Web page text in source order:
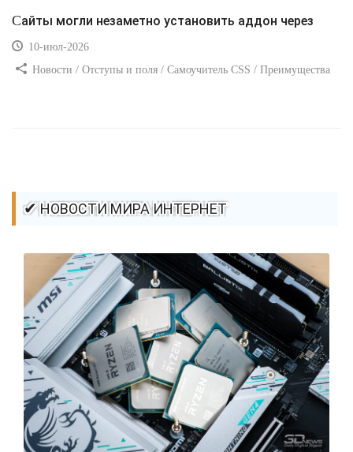
Сайты могли незаметно установить аддон через
10-июл-2026
Новости / Отступы и поля / Самоучитель CSS / Преимущества
✔ НОВОСТИ МИРА ИНТЕРНЕТ